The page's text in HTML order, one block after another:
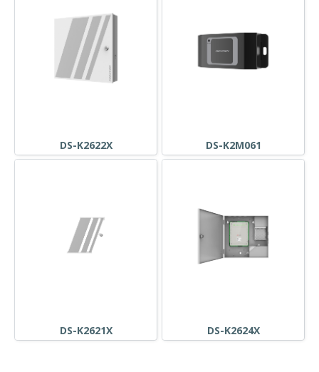
DS-K2622X DS-K2M061
DS-K2621X DS-K2624X